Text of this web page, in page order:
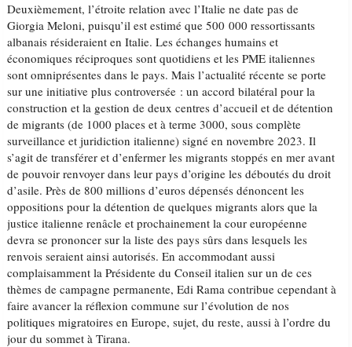
Deuxièmement, l’étroite relation avec l’Italie ne date pas de
Giorgia Meloni, puisqu’il est estimé que 500 000 ressortissants
albanais résideraient en Italie. Les échanges humains et
économiques réciproques sont quotidiens et les PME italiennes
sont omniprésentes dans le pays. Mais l’actualité récente se porte
sur une initiative plus controversée : un accord bilatéral pour la
construction et la gestion de deux centres d’accueil et de détention
de migrants (de 1000 places et à terme 3000, sous complète
surveillance et juridiction italienne) signé en novembre 2023. Il
s’agit de transférer et d’enfermer les migrants stoppés en mer avant
de pouvoir renvoyer dans leur pays d’origine les déboutés du droit
d’asile. Près de 800 millions d’euros dépensés dénoncent les
oppositions pour la détention de quelques migrants alors que la
justice italienne renâcle et prochainement la cour européenne
devra se prononcer sur la liste des pays sûrs dans lesquels les
renvois seraient ainsi autorisés. En accommodant aussi
complaisamment la Présidente du Conseil italien sur un de ces
thèmes de campagne permanente, Edi Rama contribue cependant à
faire avancer la réflexion commune sur l’évolution de nos
politiques migratoires en Europe, sujet, du reste, aussi à l’ordre du
jour du sommet à Tirana.